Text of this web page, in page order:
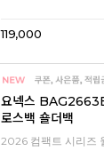
119,000
요넥스
로스백 숄더백
2026 컴팩트 시리즈